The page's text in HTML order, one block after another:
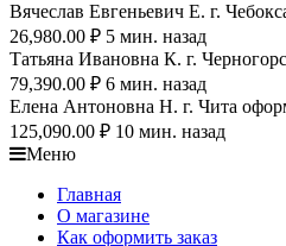
Вячеслав Евгеньевич Е. г.
26,980.00 ₽ 5 мин. назад
Татьяна Ивановна К. г.
79,390.00 ₽ 6 мин. назад
Елена Антоновна Н. г. Чита
125,090.00 ₽ 10 мин. назад
Меню
Главная
О магазине
Как оформить заказ